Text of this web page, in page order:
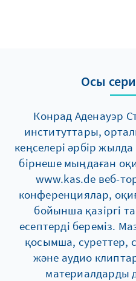
Осы
Конрад Аденауэр
институттары,
кеңселері әрбір
бірнеше мыңдаған
www.kas.de веб-
конференциялар,
бойынша қазіргі
есептерді береміз.
қосымша, суреттер,
және аудио
материалдарды